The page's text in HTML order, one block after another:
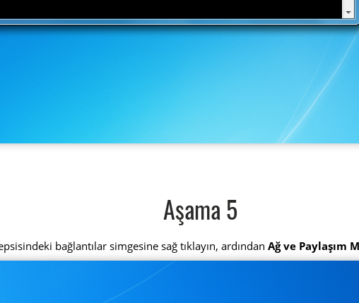
Aşama 5
bağlantılar simgesine sağ tıklayın, ardındanAğ ve Paylaşım